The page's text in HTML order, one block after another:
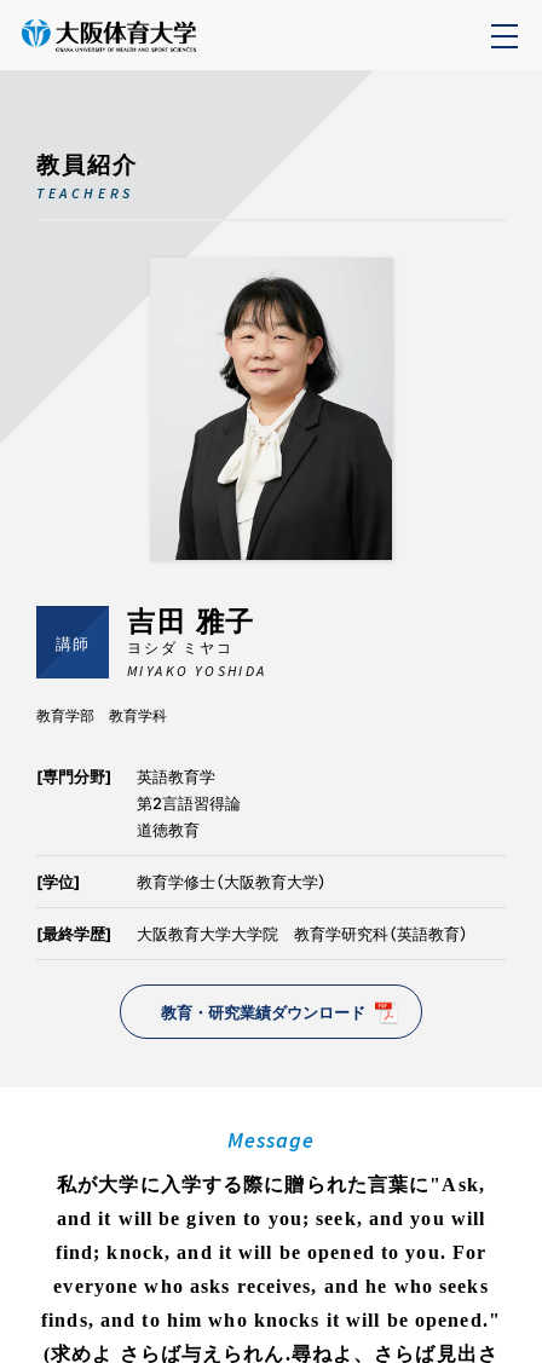
教員紹介
TEACHERS
講師
吉田 雅子
ヨシダ ミヤコ
MIYAKO YOSHIDA
教育学部 教育学科
[専門分野]
英語教育学
第2言語習得論
道徳教育
[学位] 教育学修士（大阪教育大学）
[最終学歴] 大阪教育大学大学院 教育学研究科（英語教育）
教育・研究業績ダウンロード
Message
私が大学に入学する際に贈られた言葉に"Ask,
and it will be given to you; seek, and you will
find; knock, and it will be opened to you. For
everyone who asks receives, and he who seeks
finds, and to him who knocks it will be opened."
(求めよ さらば与えられん.尋ねよ、さらば見出さ